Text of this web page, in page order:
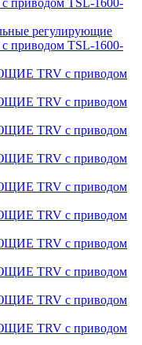
приводом TSL-1600-
регулирующие
приводом TSL-1600-
TRV с приводом
TRV с приводом
TRV с приводом
TRV с приводом
TRV с приводом
TRV с приводом
TRV с приводом
TRV с приводом
TRV с приводом
TRV с приводом